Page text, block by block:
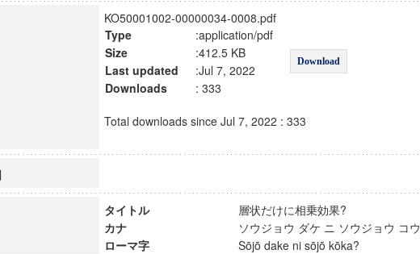
KO50001002-00000034-0008.pdf
Type
:application/pdf
Download
Size
:412.5 KB
Last updated
:Jul 7, 2022
Downloads
: 333
Total downloads since Jul 7, 2022 : 333
タイトル
層状だけに相乗効果?
カナ
ソウジョウ ダケ ニ ソウジョウ
ローマ字
Sōjō dake ni sōjō kōka?